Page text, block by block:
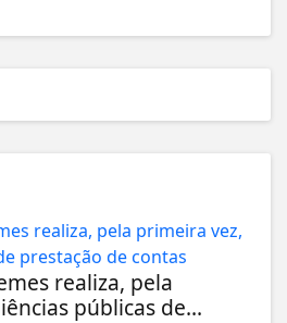
realiza, pela
públicas de...